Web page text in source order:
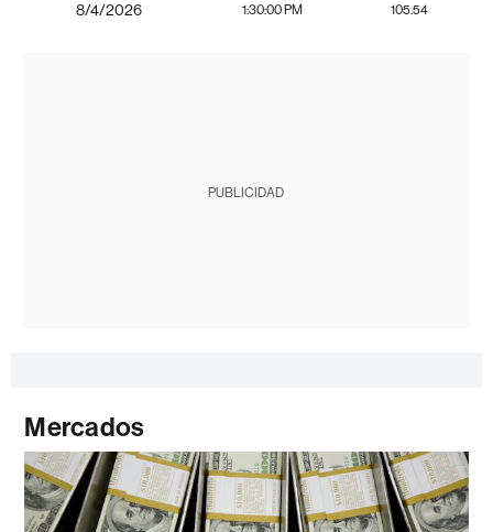
8/4/2026 1:30:00 PM 105.54
PUBLICIDAD
Mercados